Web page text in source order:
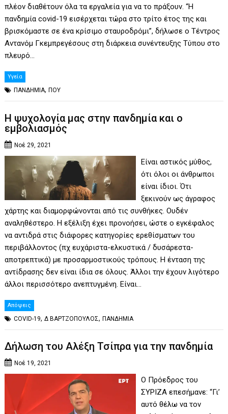
πλέον διαθέτουν όλα τα εργαλεία για να το πράξουν. “Η
πανδημία covid-19 εισέρχεται τώρα στο τρίτο έτος της και
βρισκόμαστε σε ένα κρίσιμο σταυροδρόμι”, δήλωσε ο Τέντρος
Αντανόμ Γκεμπρεγέσους στη διάρκεια συνέντευξης Τύπου στο
πλευρό…
Υγεία
ΠΑΝΔΗΜΙΑ,ΠΟΥ
Η ψυχολογία μας στην πανδημία και ο
εμβολιασμός
Νοέ 29, 2021
Είναι αστικός μύθος,
ότι όλοι οι άνθρωποι
είναι ίδιοι. Ότι
ξεκινούν ως άγραφος
χάρτης και διαμορφώνονται από τις συνθήκες. Ουδέν
αναληθέστερο. Η εξέλιξη έχει προνοήσει, ώστε ο εγκέφαλος
να αντιδρά στις διάφορες κατηγορίες ερεθίσματων του
περιβάλλοντος (πχ ευχάριστα-ελκυστικά / δυσάρεστα-
αποτρεπτικά) με προσαρμοστικούς τρόπους. Η ένταση της
αντίδρασης δεν είναι ίδια σε όλους. Άλλοι την έχουν λιγότερο
άλλοι περισσότερο ανεπτυγμένη. Είναι…
Απόψεις
COVID-19,Δ ΒΑΡΤΖΟΠΟΥΛΟΣ,ΠΑΝΔΗΜΙΑ
Δήλωση του Αλέξη Τσίπρα για την πανδημία
Νοέ 19, 2021
Ο Πρόεδρος του
ΣΥΡΙΖΑ επεσήμανε: “Γι’
αυτό θέλω να τον